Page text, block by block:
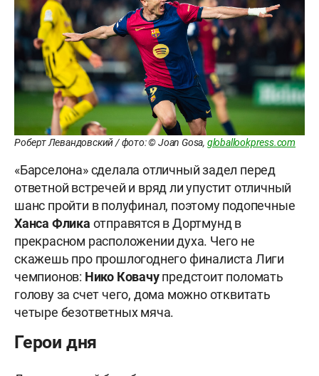
Роберт Левандовский / фото: © Joan Gosa, globallookpress.com
«Барселона» сделала отличный задел перед
ответной встречей и вряд ли упустит отличный
шанс пройти в полуфинал, поэтому подопечные
Ханса Флика отправятся в Дортмунд в
прекрасном расположении духа. Чего не
скажешь про прошлогоднего финалиста Лиги
чемпионов: Нико Ковачупредстоит поломать
голову за счет чего, дома можно отквитать
четыре безответных мяча.
Герои дня